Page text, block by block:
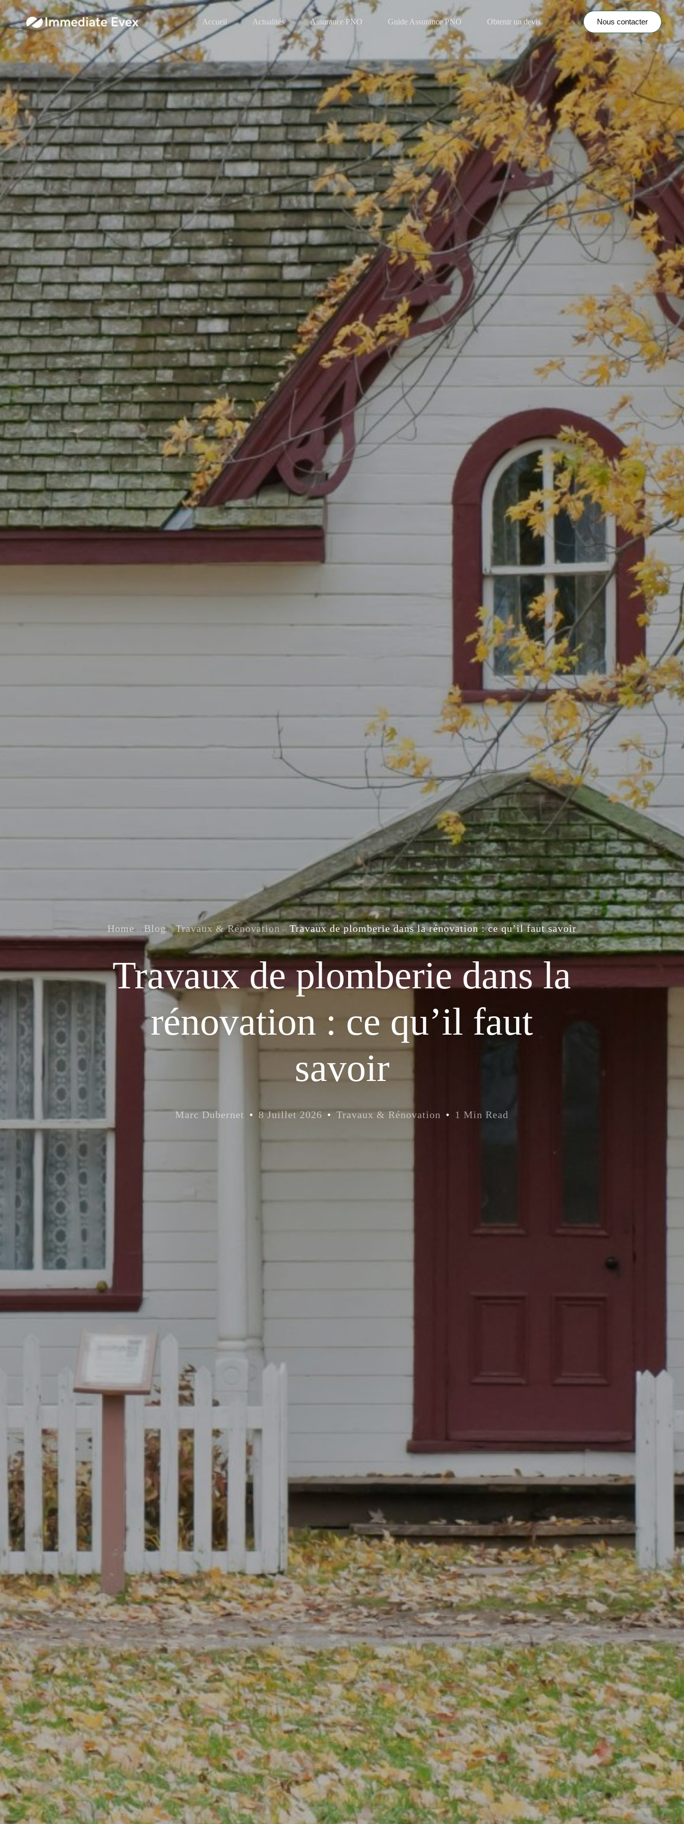
Accueil Actualités Assurance PNO Guide Assurance PNO Obtenir un devis Nous contacter
Home Blog Travaux & Rénovation Travaux de plomberie dans la rénovation : ce qu’il faut savoir
Travaux de plomberie dans la
rénovation : ce qu’il faut
savoir
Marc Dubernet 8 Juillet 2026 Travaux & Rénovation 1 Min Read